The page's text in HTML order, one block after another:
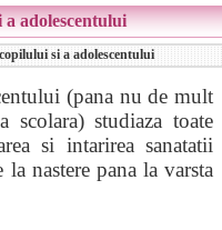
adolescentului
si a adolescentului
(pana nu de mult
scolara) studiaza toate
si intarirea sanatatii
nastere pana la varsta